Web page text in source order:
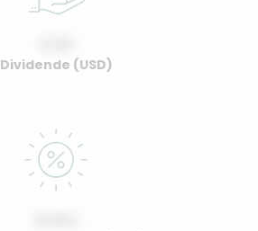
Dividende (USD)